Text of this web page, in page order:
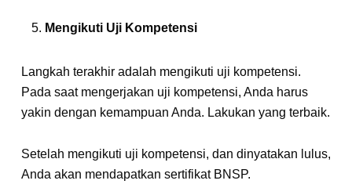
Mengikuti Uji Kompetensi
Langkah terakhir adalah mengikuti uji kompetensi.
Pada saat mengerjakan uji kompetensi, Anda harus
yakin dengan kemampuan Anda. Lakukan yang terbaik.
Setelah mengikuti uji kompetensi, dan dinyatakan lulus,
Anda akan mendapatkan sertifikat BNSP.